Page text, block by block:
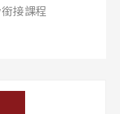
接課程